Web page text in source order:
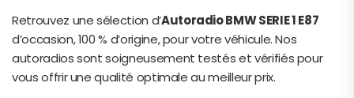
Retrouvez une sélection d’Autoradio BMW SERIE 1 E87
d’occasion, 100 % d’origine, pour votre véhicule. Nos
autoradios sont soigneusement testés et vérifiés pour
vous offrir une qualité optimale au meilleur prix.